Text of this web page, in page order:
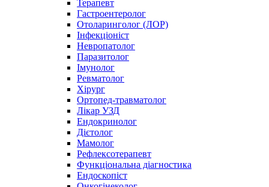
Терапевт
Гастроентеролог
Отоларинголог (ЛОР)
Інфекціоніст
Невропатолог
Паразитолог
Імунолог
Ревматолог
Хірург
Ортопед-травматолог
Лікар УЗД
Ендокринолог
Дієтолог
Мамолог
Рефлексотерапевт
Функціональна діагностика
Ендоскопіст